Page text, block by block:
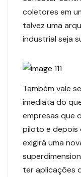
coletores em
talvez uma
industrial seja
Também vale
imediata do
empresas que
piloto e depois
exigirá uma
ter aplicações